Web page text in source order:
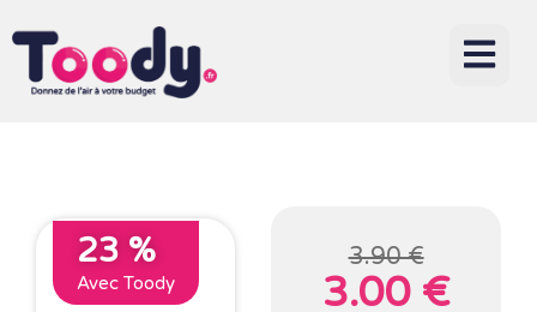
23 %
Avec Toody
3.90 €
3.00 €